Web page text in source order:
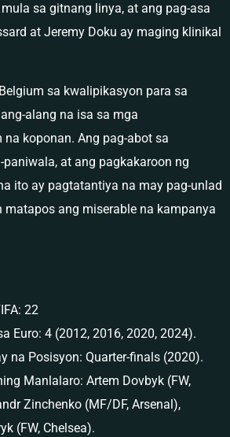
sa gitnang linya, at ang pag-asa
at Jeremy Doku ay maging klinikal
sa kwalipikasyon para sa
alang na isa sa mga
koponan. Ang pag-abot sa
at ang pagkakaroon ng
ito ay pagtatantiya na may pag-unlad
matapos ang miserable na kampanya
22
Euro: 4 (2012, 2016, 2020, 2024).
na Posisyon: Quarter-finals (2020).
Manlalaro: Artem Dovbyk (FW,
Zinchenko (MF/DF, Arsenal),
(FW, Chelsea).